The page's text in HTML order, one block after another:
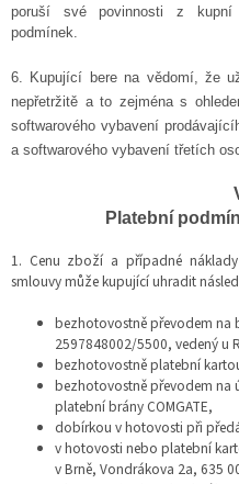
poruší své povinnosti z kupní
podmínek.
6. Kupující bere na vědomí, že
nepřetržitě a to zejména s
softwarového vybavení
a softwarového vybavení třetích
Platební
1. Cenu zboží a případné
smlouvy může kupující uhradit
bezhotovostně převodem na
2597848002/5500, vedený u
bezhotovostně platební
bezhotovostně převodem na
platební brány COMGATE,
dobírkou v hotovosti při
v hotovosti nebo platební
v Brně, Vondrákova 2a, 635